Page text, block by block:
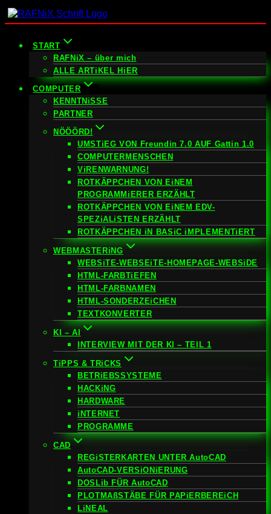
Zum
Inhalt
START
RAFNiX – über mich
ALLE ARTiKEL HiER
COMPUTER
KENNTNiSSE
PARTNER
NÖÖÖRD!
UMSTiEG VON Freundin 7.0 AUF Gattin 1.0
COMPUTERMENSCHEN
ViRENWARNUNG!
ROTKÄPPCHEN VON EiNEM
PROGRAMMiERER ERZÄHLT
ROTKÄPPCHEN VON EiNEM EDV-
SPEZiALiSTEN ERZÄHLT
ROTKÄPPCHEN iN BASiC iMPLEMENTiERT
WEBMASTERiNG
WEBSiTE-WEBSEiTE-HOMEPAGE-WEBSiDE
HTML-FARBTiEFEN
HTML-FARBNAMEN
HTML-SONDERZEiCHEN
TEXTKONVERTER
KI – AI
INTERVIEW MIT DER KI – TEIL 1
TiPPS & TRiCKS
BETRiEBSSYSTEME
HACKiNG
HARDWARE
iNTERNET
PROGRAMME
CAD
REGiSTERKARTEN UNTER AutoCAD
AutoCAD-VERSiONiERUNG
DOSLib FÜR AutoCAD
PLOTMAßSTÄBE FÜR PAPiERBEREiCH
LiNEAL